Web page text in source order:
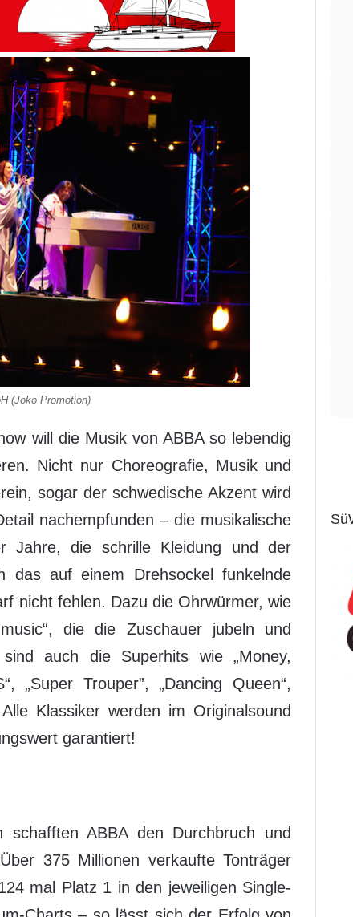
(Joko Promotion)
will die Musik von ABBA so lebendig
Nicht nur Choreografie, Musik und
sogar der schwedische Akzent wird
nachempfunden – die musikalische
Jahre, die schrille Kleidung und der
das auf einem Drehsockel funkelnde
nicht fehlen. Dazu die Ohrwürmer, wie
die die Zuschauer jubeln und
auch die Superhits wie „Money,
„Super Trouper”, „Dancing Queen“,
Klassiker werden im Originalsound
garantiert!
schafften ABBA den Durchbruch und
375 Millionen verkaufte Tonträger
mal Platz 1 in den jeweiligen Single-